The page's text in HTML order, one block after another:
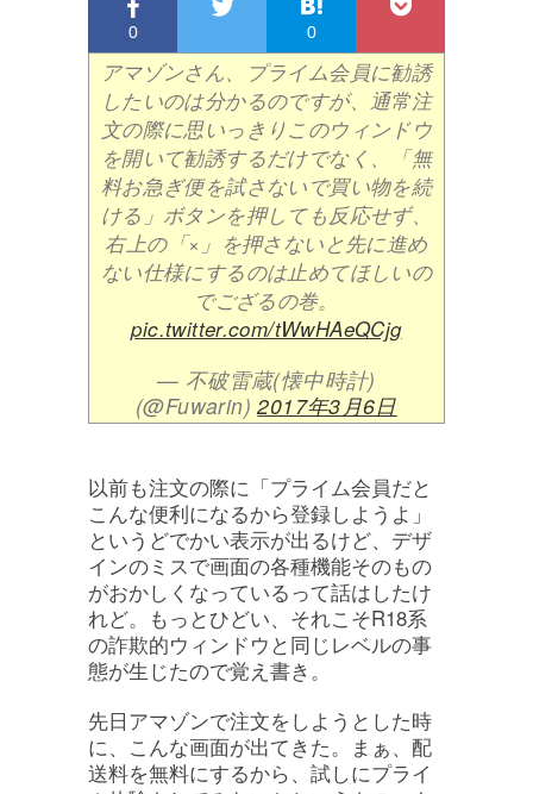
0 0
アマゾンさん、プライム会員に勧誘
したいのは分かるのですが、通常注
文の際に思いっきりこのウィンドウ
を開いて勧誘するだけでなく、「無
料お急ぎ便を試さないで買い物を続
ける」ボタンを押しても反応せず、
右上の「×」を押さないと先に進め
ない仕様にするのは止めてほしいの
でござるの巻。
pic.twitter.com/tWwHAeQCjg
— 不破雷蔵(懐中時計)
(@Fuwarin)2017年3月6日
以前も注文の際に「プライム会員だと
こんな便利になるから登録しようよ」
というどでかい表示が出るけど、デザ
インのミスで画面の各種機能そのもの
がおかしくなっているって話はしたけ
れど。もっとひどい、それこそR18系
の詐欺的ウィンドウと同じレベルの事
態が生じたので覚え書き。
先日アマゾンで注文をしようとした時
に、こんな画面が出てきた。まぁ、配
送料を無料にするから、試しにプライ